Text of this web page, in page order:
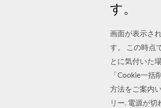
す。
画面が表示さ
す。 この時点
とに気付いた
「Cookie一
方法をご案内
リー. 電源が